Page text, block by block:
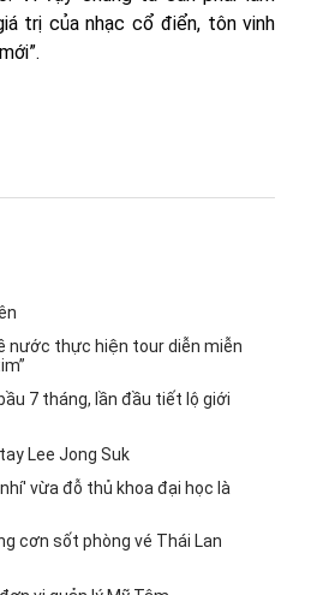
trị của nhạc cổ điển, tôn vinh
nước thực hiện tour diễn miễn
7 tháng, lần đầu tiết lộ giới
Lee Jong Suk
vừa đỗ thủ khoa đại học là
cơn sốt phòng vé Thái Lan